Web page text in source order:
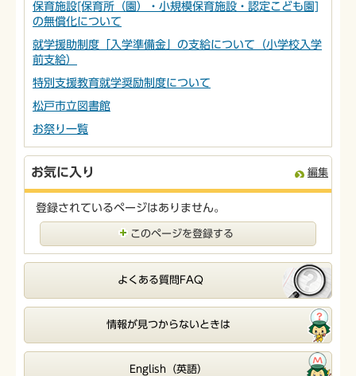
保育施設[保育所（園）・小規模保育施設・認定こども園]
の無償化について
就学援助制度「入学準備金」の支給について（小学校入学
前支給）
特別支援教育就学奨励制度について
松戸市立図書館
お祭り一覧
お気に入り 編集
登録されているページはありません。
このページを登録する
よくある質問FAQ
情報が見つからないときは
English（英語）